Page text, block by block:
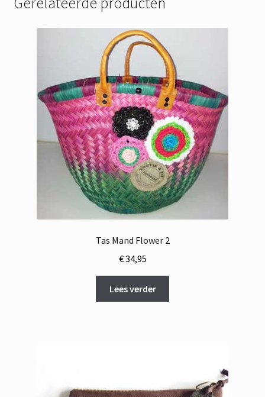
Tas Mand Flower 2
€34,95
Lees verder